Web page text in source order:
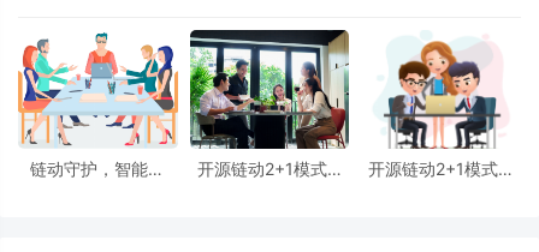
链动守护，智能闪
开源链动2+1模式AI
开源链动2+1模式AI